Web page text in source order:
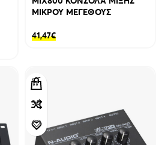
ΜΙΚΡΟΥ ΜΕΓΕΘΟΥΣ
41,47€